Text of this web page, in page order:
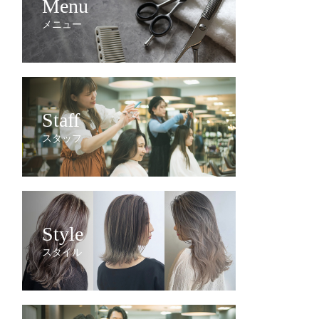
Menu
メニュー
Staff
スタッフ
Style
スタイル